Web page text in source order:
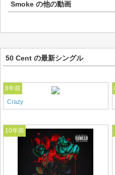
Smoke の他の動画
50 Cent の最新シングル
8年前
Crazy
10年前